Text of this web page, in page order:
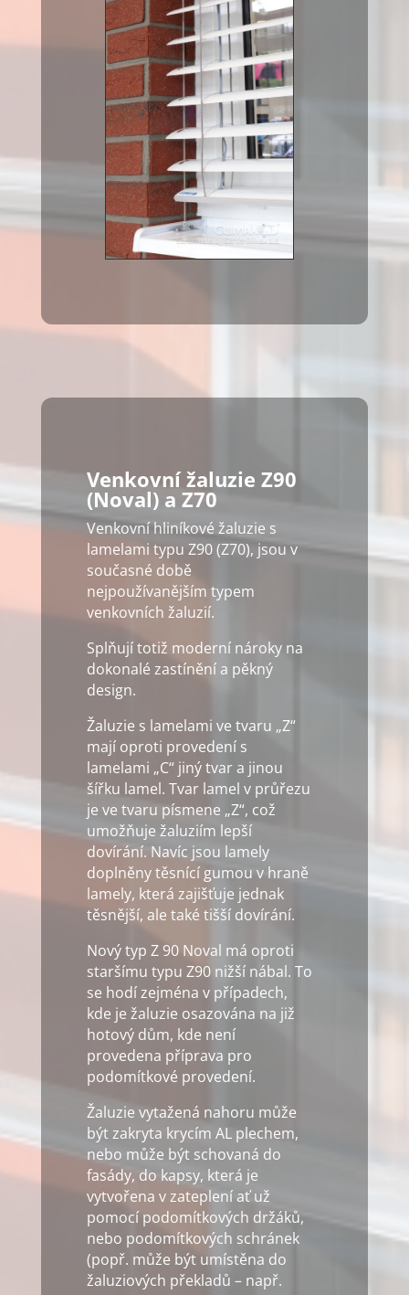
Venkovní žaluzie Z90
(Noval) a Z70
Venkovní hliníkové žaluzie s
lamelami typu Z90 (Z70), jsou v
současné době
nejpoužívanějším typem
venkovních žaluzií.
Splňují totiž moderní nároky na
dokonalé zastínění a pěkný
design.
Žaluzie s lamelami ve tvaru „Z“
mají oproti provedení s
lamelami „C“ jiný tvar a jinou
šířku lamel. Tvar lamel v průřezu
je ve tvaru písmene „Z“, což
umožňuje žaluziím lepší
dovírání. Navíc jsou lamely
doplněny těsnící gumou v hraně
lamely, která zajišťuje jednak
těsnější, ale také tišší dovírání.
Nový typ Z 90 Noval má oproti
staršímu typu Z90 nižší nábal. To
se hodí zejména v případech,
kde je žaluzie osazována na již
hotový dům, kde není
provedena příprava pro
podomítkové provedení.
Žaluzie vytažená nahoru může
být zakryta krycím AL plechem,
nebo může být schovaná do
fasády, do kapsy, která je
vytvořena v zateplení ať už
pomocí podomítkových držáků,
nebo podomítkových schránek
(popř. může být umístěna do
žaluziových překladů – např.